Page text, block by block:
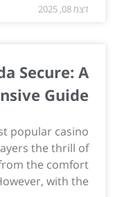
דצמ 08, 2025
Secure: A
Guide
popular casino
the thrill of
the comfort
with the...